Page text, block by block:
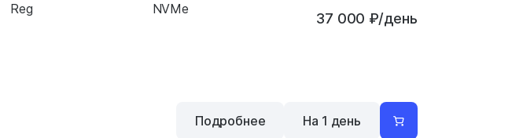
Reg
NVMe
37 000 ₽/день
Подробнее На 1 день